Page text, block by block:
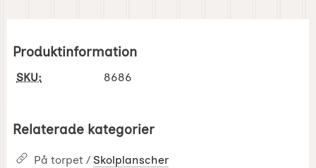
Produktinformation
SKU: 8686
Relaterade kategorier
På torpet / Skolplanscher